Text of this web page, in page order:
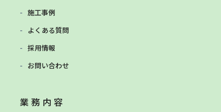
施工事例
よくある質問
採用情報
お問い合わせ
業務内容